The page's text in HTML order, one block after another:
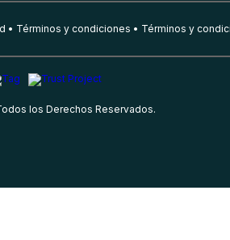
Términos y condiciones Términos y
los Derechos Reservados.